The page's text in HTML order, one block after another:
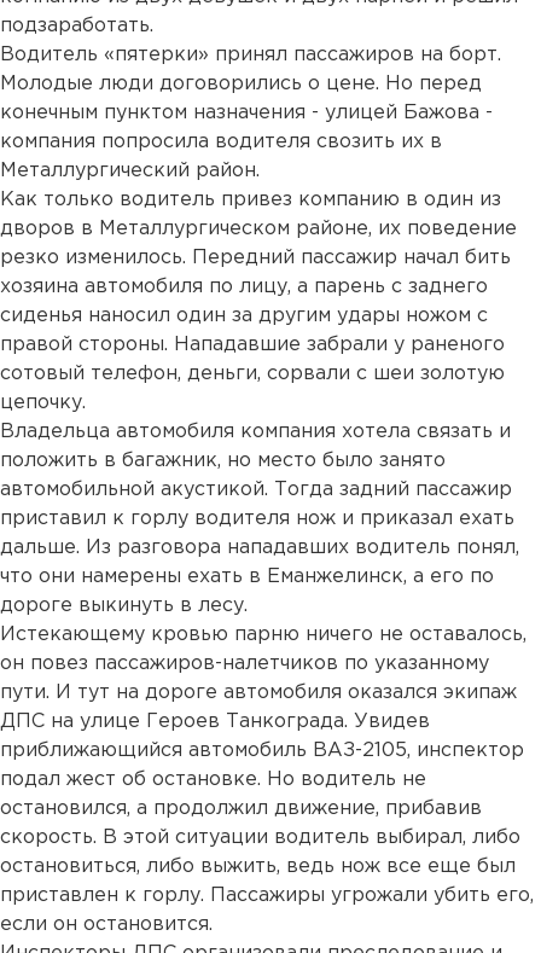
подзаработать.
Водитель «пятерки» принял пассажиров на борт.
Молодые люди договорились о цене. Но перед
конечным пунктом назначения - улицей Бажова -
компания попросила водителя свозить их в
Металлургический район.
Как только водитель привез компанию в один из
дворов в Металлургическом районе, их поведение
резко изменилось. Передний пассажир начал бить
хозяина автомобиля по лицу, а парень с заднего
сиденья наносил один за другим удары ножом с
правой стороны. Нападавшие забрали у раненого
сотовый телефон, деньги, сорвали с шеи золотую
цепочку.
Владельца автомобиля компания хотела связать и
положить в багажник, но место было занято
автомобильной акустикой. Тогда задний пассажир
приставил к горлу водителя нож и приказал ехать
дальше. Из разговора нападавших водитель понял,
что они намерены ехать в Еманжелинск, а его по
дороге выкинуть в лесу.
Истекающему кровью парню ничего не оставалось,
он повез пассажиров-налетчиков по указанному
пути. И тут на дороге автомобиля оказался экипаж
ДПС на улице Героев Танкограда. Увидев
приближающийся автомобиль ВАЗ-2105, инспектор
подал жест об остановке. Но водитель не
остановился, а продолжил движение, прибавив
скорость. В этой ситуации водитель выбирал, либо
остановиться, либо выжить, ведь нож все еще был
приставлен к горлу. Пассажиры угрожали убить его,
если он остановится.